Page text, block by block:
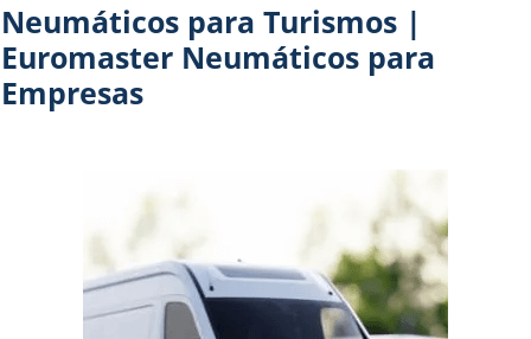
Neumáticos para Turismos |
Euromaster Neumáticos para
Empresas